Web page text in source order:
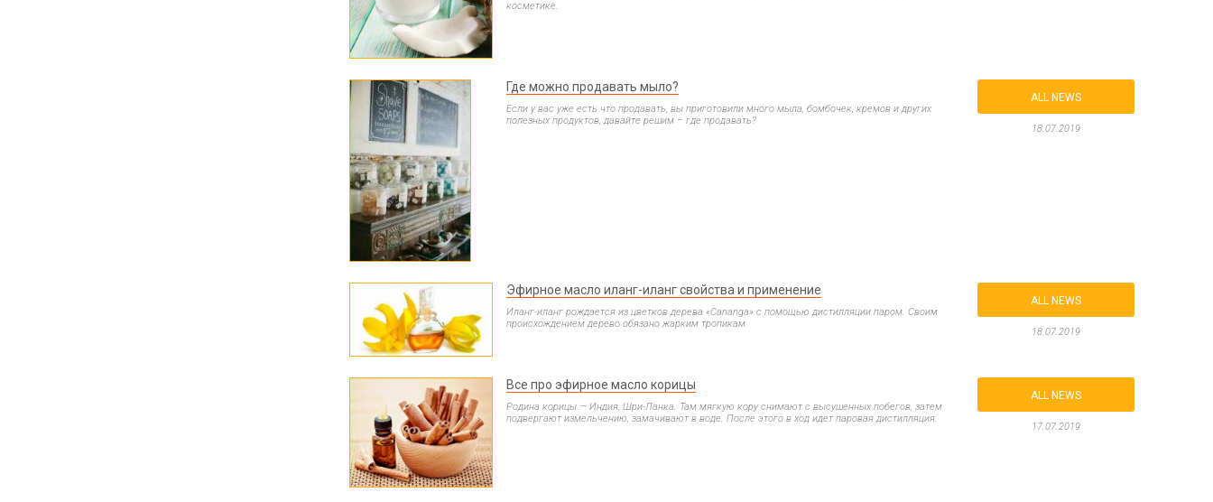
косметике.
Где можно продавать мыло?
Если у вас уже есть что продавать, вы приготовили много мыла, бомбочек, кремов и других
полезных продуктов, давайте решим – где продавать?
ALL NEWS
18.07.2019
Эфирное масло иланг-иланг свойства и применение
Иланг-иланг рождается из цветков дерева «Cananga» с помощью дистилляции паром. Своим
происхождением дерево обязано жарким тропикам.
ALL NEWS
18.07.2019
Все про эфирное масло корицы
Родина корицы — Индия, Шри-Ланка. Там мягкую кору снимают с высушенных побегов, затем
подвергают измельчению, замачивают в воде. После этого в ход идет паровая дистилляция.
ALL NEWS
17.07.2019